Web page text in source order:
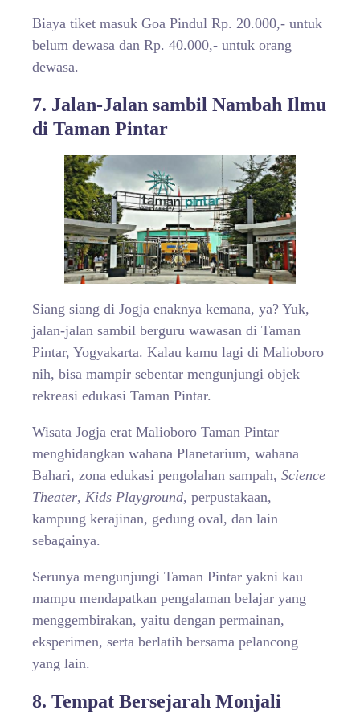
Biaya tiket masuk Goa Pindul Rp. 20.000,- untuk
belum dewasa dan Rp. 40.000,- untuk orang
dewasa.
7. Jalan-Jalan sambil Nambah Ilmu
di Taman Pintar
Siang siang di Jogja enaknya kemana, ya? Yuk,
jalan-jalan sambil berguru wawasan di Taman
Pintar, Yogyakarta. Kalau kamu lagi di Malioboro
nih, bisa mampir sebentar mengunjungi objek
rekreasi edukasi Taman Pintar.
Wisata Jogja erat Malioboro Taman Pintar
menghidangkan wahana Planetarium, wahana
Bahari, zona edukasi pengolahan sampah, Science
Theater, Kids Playground, perpustakaan,
kampung kerajinan, gedung oval, dan lain
sebagainya.
Serunya mengunjungi Taman Pintar yakni kau
mampu mendapatkan pengalaman belajar yang
menggembirakan, yaitu dengan permainan,
eksperimen, serta berlatih bersama pelancong
yang lain.
8. Tempat Bersejarah Monjali